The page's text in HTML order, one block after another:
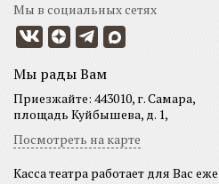
Мы в социальных сетях
Мы рады Вам
Приезжайте: 443010, г. Самара,
площадь Куйбышева, д. 1,
Посмотреть на карте
Касса театра работает для Вас